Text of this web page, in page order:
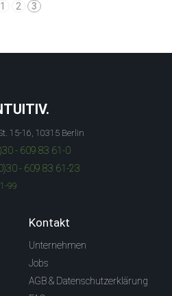
1
2 3
15-16, 10315 Berlin
- 609 83 61-0
- 609 83 61-23
99
Kontakt
Unternehmen
Jobs
AGB & Datenschutzerklärung